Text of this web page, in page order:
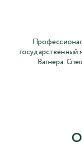
государственный
Вагнера.